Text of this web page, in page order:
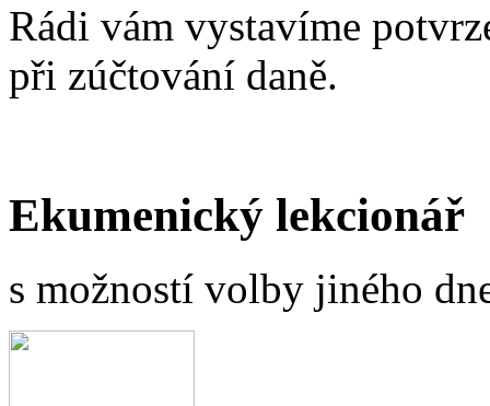
Rádi vám vystavíme
při zúčtování daně.
Ekumenický lekcionář
s možností volby jiného